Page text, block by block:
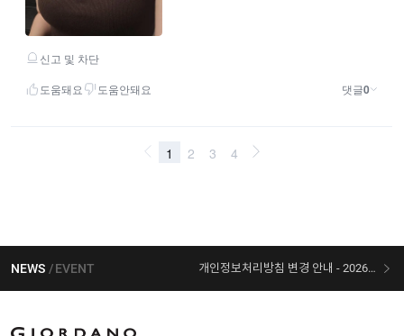
NEWS EVENT 개인정보처리방침 변경 안내 - 2026/07/30 시행